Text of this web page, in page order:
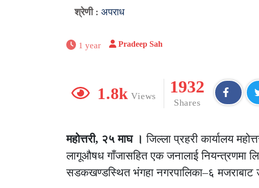
श्रेणी : अपराध
1 year Pradeep Sah
1.8k Views
1932
Shares
महोत्तरी, २५ माघ । जिल्ला प्रहरी कार्यालय
लागूऔषध गाँजासहित एक जनालाई नियन्त्रणमा
सडकखण्डस्थित भंगहा नगरपालिका–६ मजराबाट